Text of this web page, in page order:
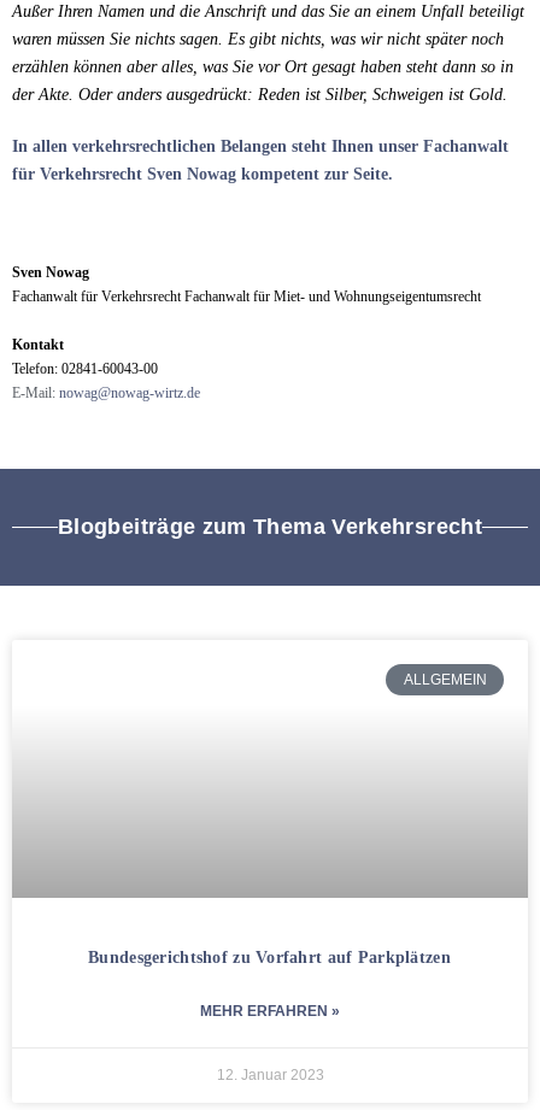
Außer Ihren Namen und die Anschrift und das Sie an einem Unfall beteiligt
waren müssen Sie nichts sagen. Es gibt nichts, was wir nicht später noch
erzählen können aber alles, was Sie vor Ort gesagt haben steht dann so in
der Akte. Oder anders ausgedrückt: Reden ist Silber, Schweigen ist Gold.
In allen verkehrsrechtlichen Belangen steht Ihnen unser Fachanwalt
für Verkehrsrecht Sven Nowag kompetent zur Seite.
Sven Nowag
Fachanwalt für Verkehrsrecht Fachanwalt für Miet- und Wohnungseigentumsrecht
Kontakt
Telefon: 02841-60043-00
E-Mail: nowag@nowag-wirtz.de
Blogbeiträge zum Thema Verkehrsrecht
ALLGEMEIN
Bundesgerichtshof zu Vorfahrt auf Parkplätzen
MEHR ERFAHREN »
12. Januar 2023